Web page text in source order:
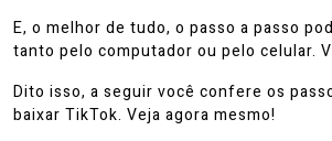
E, o melhor de tudo, o passo a passo
tanto pelo computador ou pelo celular.
Dito isso, a seguir você confere os
baixar TikTok. Veja agora mesmo!